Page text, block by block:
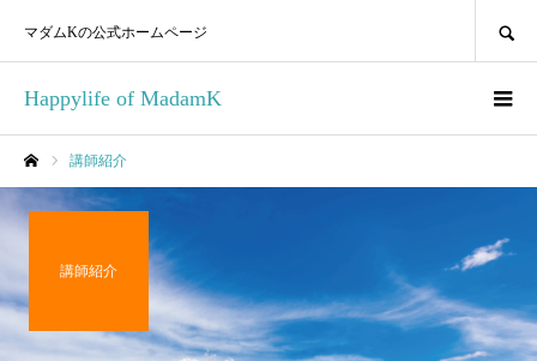
Happylife of MadamK
マダムKの公式ホームページ
講師紹介
講師紹介